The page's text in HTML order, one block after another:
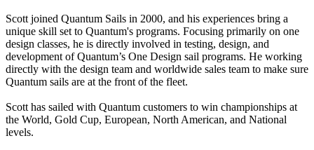
Scott joined Quantum Sails in 2000, and his experiences bring a
unique skill set to Quantum's programs. Focusing primarily on one
design classes, he is directly involved in testing, design, and
development of Quantum’s One Design sail programs. He working
directly with the design team and worldwide sales team to make sure
Quantum sails are at the front of the fleet.
Scott has sailed with Quantum customers to win championships at
the World, Gold Cup, European, North American, and National
levels.